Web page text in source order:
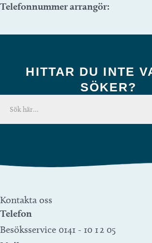
Telefonnummer arrangör:
HITTAR DU INTE
SÖKER?
Kontakta oss
Telefon
Besöksservice 0141 - 10 1 2 05